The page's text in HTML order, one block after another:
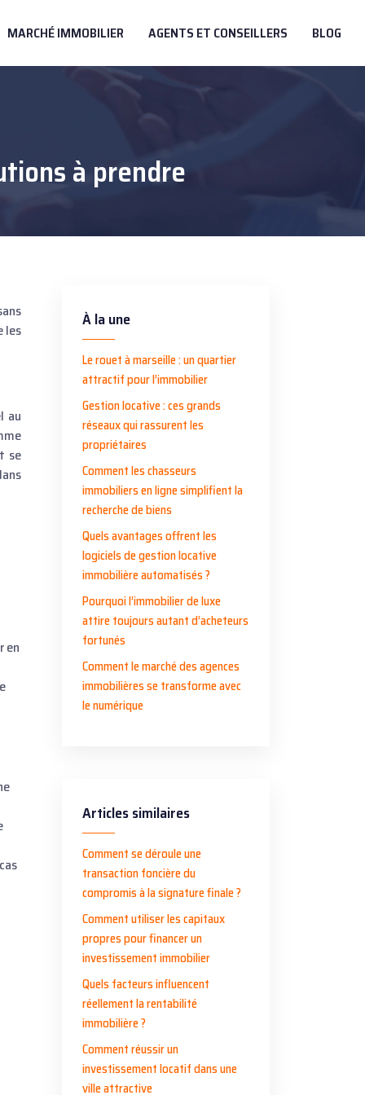
MARCHÉ IMMOBILIER AGENTS ET CONSEILLERS BLOG
à prendre
les
au
se
en
À la une
Le rouet à marseille : un quartier
attractif pour l’immobilier
Gestion locative : ces grands
réseaux qui rassurent les
propriétaires
Comment les chasseurs
immobiliers en ligne simplifient la
recherche de biens
Quels avantages offrent les
logiciels de gestion locative
immobilière automatisés ?
Pourquoi l’immobilier de luxe
attire toujours autant d’acheteurs
fortunés
Comment le marché des agences
immobilières se transforme avec
le numérique
Articles similaires
Comment se déroule une
transaction foncière du
compromis à la signature finale ?
Comment utiliser les capitaux
propres pour financer un
investissement immobilier
Quels facteurs influencent
réellement la rentabilité
immobilière ?
Comment réussir un
investissement locatif dans une
ville attractive